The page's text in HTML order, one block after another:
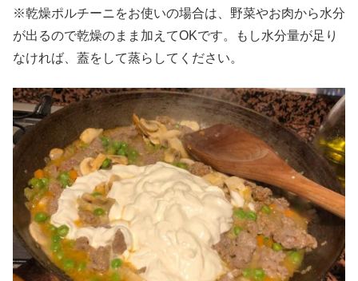
※乾燥ポルチーニをお使いの場合は、野菜やお肉から水分
が出るので乾燥のまま加えてOKです。もし水分量が足り
なければ、蓋をして蒸らしてください。